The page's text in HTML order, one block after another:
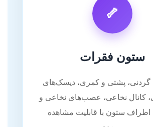
🦴
ستون فقرات
گردنی، پشتی و کمری، دیسک‌های
کانال نخاعی، عصب‌های نخاعی و
ستون با قابلیت مشاهده